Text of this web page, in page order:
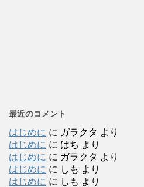
最近のコメント
はじめに に ガラクタ より
はじめに に はち より
はじめに に ガラクタ より
はじめに に しも より
はじめに に しも より